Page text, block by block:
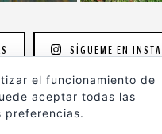
SÍGUEME EN
de su autor y
el funcionamiento de
aceptar todas las
preferencias.